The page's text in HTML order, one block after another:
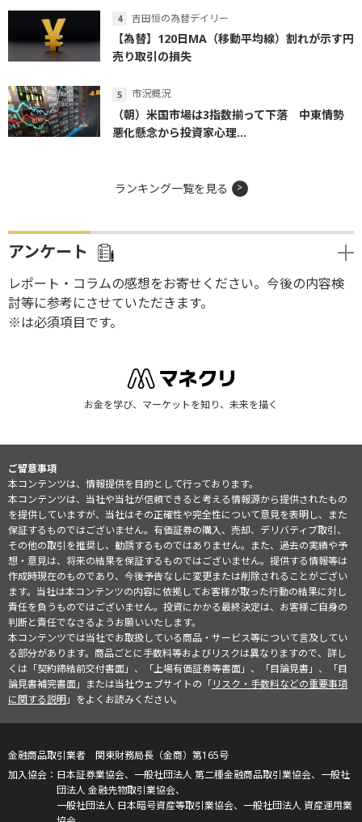
吉田恒の為替デイリー
【為替】120日MA（移動平均線）割れが示す円
売り取引の損失
市況概況
（朝）米国市場は3指数揃って下落 中東情勢
悪化懸念から投資家心理...
ランキング一覧を見る
アンケート
レポート・コラムの感想をお寄せください。今後の内容検
討等に参考にさせていただきます。
※は必須項目です。
お金を学び、マーケットを知り、未来を描く
ご留意事項
本コンテンツは、情報提供を目的として行っております。
本コンテンツは、当社や当社が信頼できると考える情報源から提供されたもの
を提供していますが、当社はその正確性や完全性について意見を表明し、また
保証するものではございません。有価証券の購入、売却、デリバティブ取引、
その他の取引を推奨し、勧誘するものではありません。また、過去の実績や予
想・意見は、将来の結果を保証するものではございません。提供する情報等は
作成時現在のものであり、今後予告なしに変更または削除されることがござい
ます。当社は本コンテンツの内容に依拠してお客様が取った行動の結果に対し
責任を負うものではございません。投資にかかる最終決定は、お客様ご自身の
判断と責任でなさるようお願いいたします。
本コンテンツでは当社でお取扱している商品・サービス等について言及してい
る部分があります。商品ごとに手数料等およびリスクは異なりますので、詳し
くは「契約締結前交付書面」、「上場有価証券等書面」、「目論見書」、「目
論見書補完書面」または当社ウェブサイトの「リスク・手数料などの重要事項
に関する説明」をよくお読みください。
金融商品取引業者 関東財務局長（金商）第165号
日本証券業協会、一般社団法人 第二種金融商品取引業協会、一般社
団法人 金融先物取引業協会、
一般社団法人 日本暗号資産等取引業協会、一般社団法人 資産運用業